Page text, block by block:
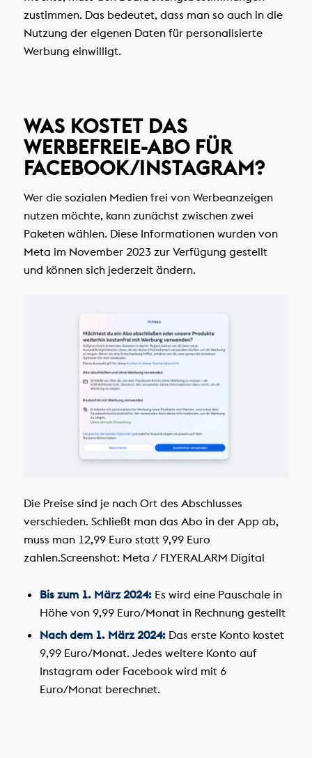
zustimmen. Das bedeutet, dass man so auch in die
Nutzung der eigenen Daten für personalisierte
Werbung einwilligt.
WAS KOSTET DAS
WERBEFREIE-ABO FÜR
FACEBOOK/INSTAGRAM?
Wer die sozialen Medien frei von Werbeanzeigen
nutzen möchte, kann zunächst zwischen zwei
Paketen wählen. Diese Informationen wurden von
Meta im November 2023 zur Verfügung gestellt
und können sich jederzeit ändern.
Die Preise sind je nach Ort des Abschlusses
verschieden. Schließt man das Abo in der App ab,
muss man 12,99 Euro statt 9,99 Euro
zahlen.Screenshot: Meta / FLYERALARM Digital
Bis zum 1. März 2024:Es wird eine Pauschale in
Höhe von 9,99 Euro/Monat in Rechnung gestellt
Nach dem 1. März 2024:Das erste Konto kostet
9,99 Euro/Monat. Jedes weitere Konto auf
Instagram oder Facebook wird mit 6
Euro/Monat berechnet.